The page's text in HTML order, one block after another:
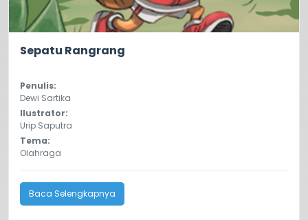
Sepatu Rangrang
Penulis:
Dewi Sartika
Ilustrator:
Urip Saputra
Tema:
Olahraga
Baca Selengkapnya